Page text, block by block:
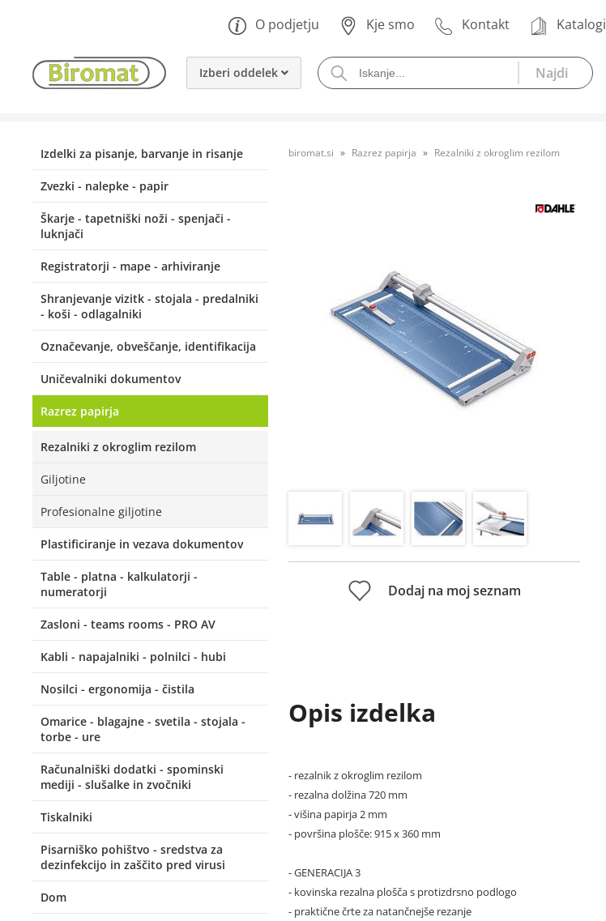
O podjetju Kje smo Kontakt Katalogi
Izberi oddelek
Izdelki za pisanje, barvanje in risanje
Zvezki - nalepke - papir
Škarje - tapetniški noži - spenjači -
luknjači
Registratorji - mape - arhiviranje
Shranjevanje vizitk - stojala - predalniki
- koši - odlagalniki
Označevanje, obveščanje, identifikacija
Uničevalniki dokumentov
Razrez papirja
Rezalniki z okroglim rezilom
Giljotine
Profesionalne giljotine
Plastificiranje in vezava dokumentov
Table - platna - kalkulatorji -
numeratorji
Zasloni - teams rooms - PRO AV
Kabli - napajalniki - polnilci - hubi
Nosilci - ergonomija - čistila
Omarice - blagajne - svetila - stojala -
torbe - ure
Računalniški dodatki - spominski
mediji - slušalke in zvočniki
Tiskalniki
Pisarniško pohištvo - sredstva za
dezinfekcijo in zaščito pred virusi
Dom
biromat.si Razrez papirja Rezalniki z okroglim rezilom
Dodaj na moj seznam
Opis izdelka
- rezalnik z okroglim rezilom
- rezalna dolžina 720 mm
- višina papirja 2 mm
- površina plošče: 915 x 360 mm
- GENERACIJA 3
- kovinska rezalna plošča s protizdrsno podlogo
- praktične črte za natančnejše rezanje